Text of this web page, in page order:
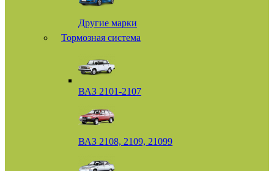
Другие марки
Тормозная система
ВАЗ 2101-2107
ВАЗ 2108, 2109, 21099